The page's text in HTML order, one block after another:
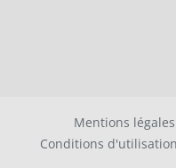
Mentions légales
Conditions d'utilisation